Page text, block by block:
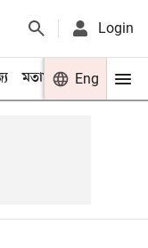
Login
মতামত খেলা
Eng